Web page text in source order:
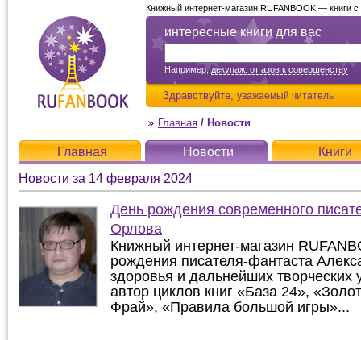
интересные книги для вас
Например,декупаж: от азов к совершенству
Здравствуйте, уважаемый читатель
Книжный интернет-магазин RUFANBOOK — книги
Главная / Новости
Главная Новости
Книги
Новости за 14 февраля 2024
День рождения современного
Орлова
Книжный интернет-магазин
рождения писателя-фантаста
здоровья и дальнейших творческих
автор циклов книг «База 24»,
Фрай», «Правила большой игры»...